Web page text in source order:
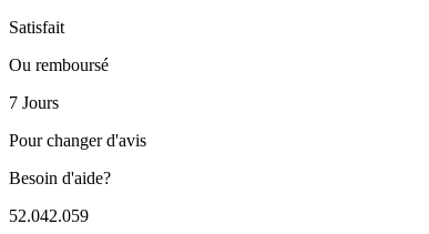
Satisfait
Ou remboursé
7 Jours
Pour changer d'avis
Besoin d'aide?
52.042.059